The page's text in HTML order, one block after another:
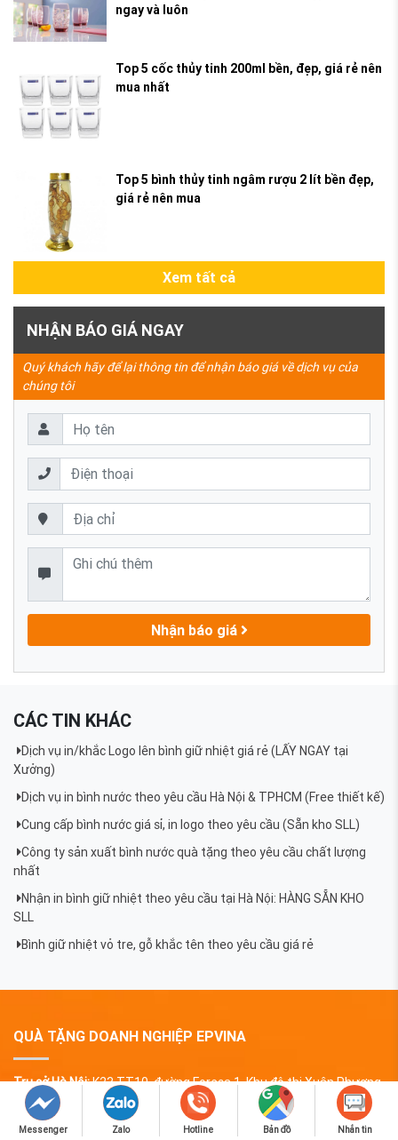
ngay và luôn
Top 5 cốc thủy tinh 200ml bền, đẹp, giá rẻ nên
mua nhất
Top 5 bình thủy tinh ngâm rượu 2 lít bền đẹp,
giá rẻ nên mua
Xem tất cả
NHẬN BÁO GIÁ NGAY
Quý khách hãy để lại thông tin để nhận báo giá về dịch vụ của
chúng tôi
Nhận báo giá
CÁC TIN KHÁC
Dịch vụ in/khắc Logo lên bình giữ nhiệt giá rẻ (LẤY NGAY tại
Xưởng)
Dịch vụ in bình nước theo yêu cầu Hà Nội & TPHCM (Free thiết kế)
Cung cấp bình nước giá sỉ, in logo theo yêu cầu (Sẵn kho SLL)
Công ty sản xuất bình nước quà tặng theo yêu cầu chất lượng
nhất
Nhận in bình giữ nhiệt theo yêu cầu tại Hà Nội: HÀNG SẴN KHO
SLL
Bình giữ nhiệt vỏ tre, gỗ khắc tên theo yêu cầu giá rẻ
QUÀ TẶNG DOANH NGHIỆP EPVINA
Trụ sở Hà Nội:K23 TT10, đường Foresa 1, Khu đô thị Xuân Phương,
phường Xuân Phương, TP Hà Nội
Chi nhánh HCM:
Số 2 lô A, Cư Xá Phú Lâm D, Phường Bình Phú, TP
Messenger Zalo Hotline Bản đồ Nhắn tin